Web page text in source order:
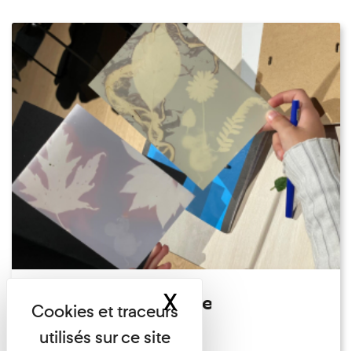
Atelier Photogramme
Familles
XMasquer le